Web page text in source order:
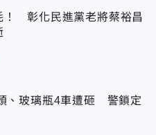
！ 彰化民進黨老將蔡裕昌
、玻璃瓶4車遭砸 警鎖定